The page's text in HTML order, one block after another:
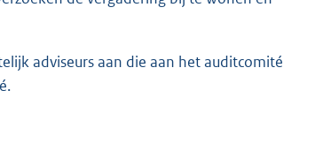
adviseurs aan die aan het auditcomité